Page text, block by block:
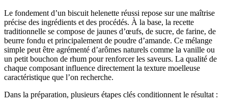
Le fondement d’un biscuit helenette réussi repose sur une maîtrise
précise des ingrédients et des procédés. À la base, la recette
traditionnelle se compose de jaunes d’œufs, de sucre, de farine, de
beurre fondu et principalement de poudre d’amande. Ce mélange
simple peut être agrémenté d’arômes naturels comme la vanille ou
un petit bouchon de rhum pour renforcer les saveurs. La qualité de
chaque composant influence directement la texture moelleuse
caractéristique que l’on recherche.
Dans la préparation, plusieurs étapes clés conditionnent le résultat :